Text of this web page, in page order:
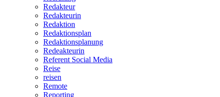
Redakteur
Redakteurin
Redaktion
Redaktionsplan
Redaktionsplanung
Redeakteurin
Referent Social Media
Reise
reisen
Remote
Reporting